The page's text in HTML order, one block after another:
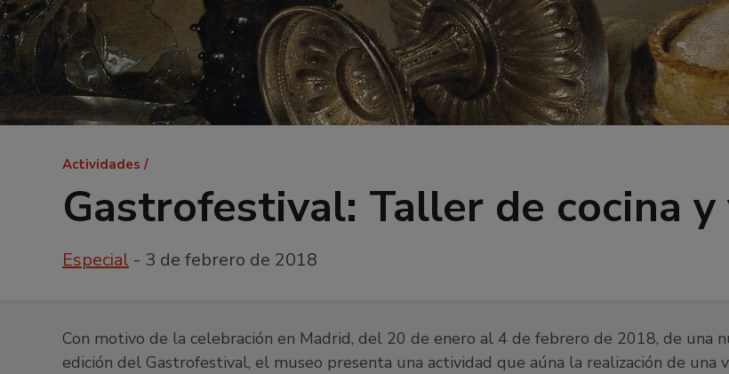
Ruta
de
navegación
Actividades
Gastrofestival: Taller de cocina
Especial - 3 de febrero de 2018
Con motivo de la celebración en Madrid, del 20 de enero al 4 de febrero de 2018, de una
edición del Gastrofestival, el museo presenta una actividad que aúna la realización de una